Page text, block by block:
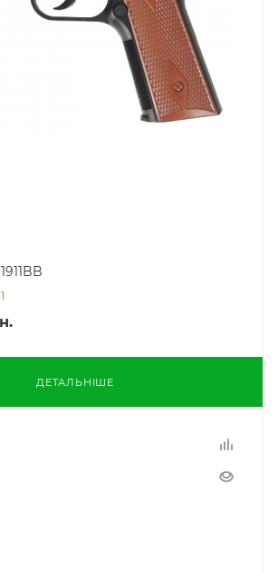
ДЕТАЛЬНІШЕ